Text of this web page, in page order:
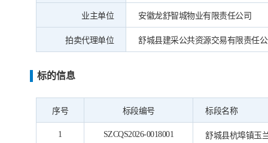
业主单位 安徽龙舒智城物业有限责任公司
拍卖代理单位 舒城县建采公共资源交易有限责任
标的信息
序号 标段编号 标段名称
1 SZCQS2026-0018001 舒城县杭埠镇玉